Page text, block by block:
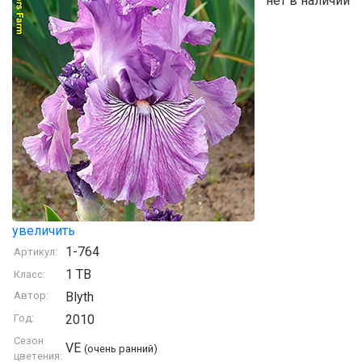
увеличить
Артикул: 1-764
Класс: 1 TB
Автор: Blyth
Год: 2010
Сезон
цветения:
VE (очень ранний)